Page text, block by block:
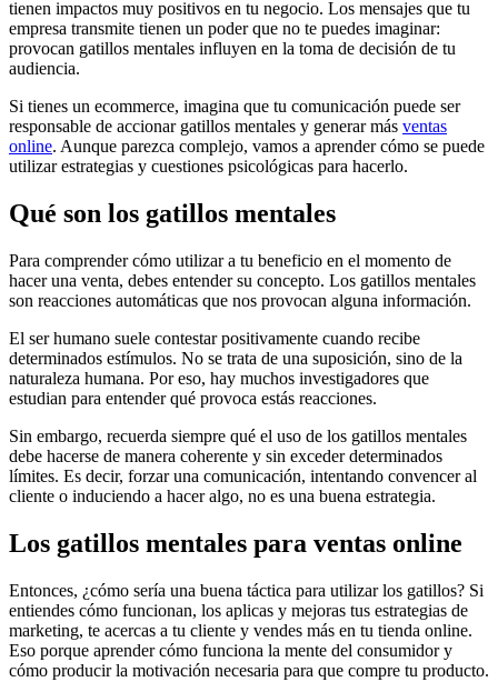
tienen impactos muy positivos en tu negocio. Los mensajes que tu
empresa transmite tienen un poder que no te puedes imaginar:
provocan gatillos mentales influyen en la toma de decisión de tu
audiencia.
Si tienes un ecommerce, imagina que tu comunicación puede ser
responsable de accionar gatillos mentales y generar más ventas
online. Aunque parezca complejo, vamos a aprender cómo se puede
utilizar estrategias y cuestiones psicológicas para hacerlo.
Qué son los gatillos mentales
Para comprender cómo utilizar a tu beneficio en el momento de
hacer una venta, debes entender su concepto. Los gatillos mentales
son reacciones automáticas que nos provocan alguna información.
El ser humano suele contestar positivamente cuando recibe
determinados estímulos. No se trata de una suposición, sino de la
naturaleza humana. Por eso, hay muchos investigadores que
estudian para entender qué provoca estás reacciones.
Sin embargo, recuerda siempre qué el uso de los gatillos mentales
debe hacerse de manera coherente y sin exceder determinados
límites. Es decir, forzar una comunicación, intentando convencer al
cliente o induciendo a hacer algo, no es una buena estrategia.
Los gatillos mentales para ventas online
Entonces, ¿cómo sería una buena táctica para utilizar los gatillos? Si
entiendes cómo funcionan, los aplicas y mejoras tus estrategias de
marketing, te acercas a tu cliente y vendes más en tu tienda online.
Eso porque aprender cómo funciona la mente del consumidor y
cómo producir la motivación necesaria para que compre tu producto.